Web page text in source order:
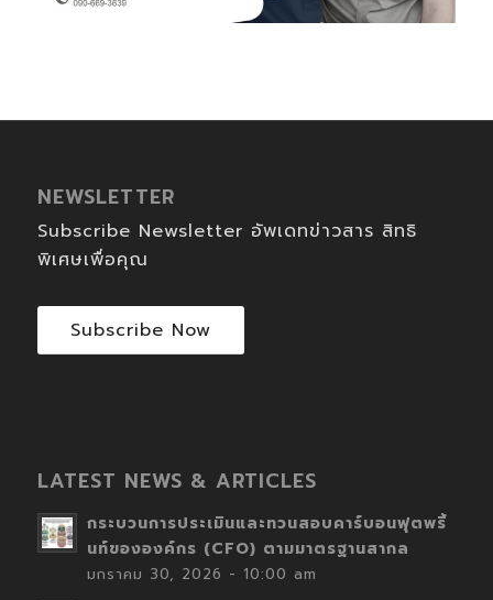
NEWSLETTER
Subscribe Newsletter อัพเดทข่าวสาร สิทธิ
พิเศษเพื่อคุณ
Subscribe Now
LATEST NEWS & ARTICLES
กระบวนการประเมินและทวนสอบคาร์บอนฟุตพริ้
นท์ขององค์กร (CFO) ตามมาตรฐานสากล
มกราคม 30, 2026 - 10:00 am